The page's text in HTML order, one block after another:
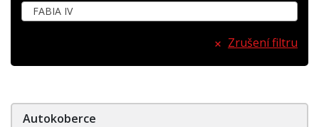
FABIA IV
Zrušení filtru
Autokoberce